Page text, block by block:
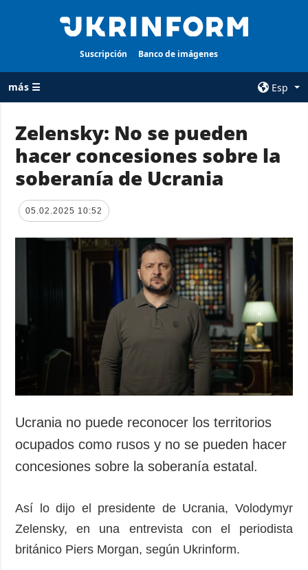
Suscripción Banco de imágenes
más ☰
Esp
TODAS LAS
CATEGORÍAS
Guerra
Reconstrucción
Deportes
Crimen
Desastres y
AGENCIA
sobre la agencia
servicios
Política de
privacidad y
protección de
datos personales
ADICIONAL
Podcasts
Entrevistas
Fotos
Video
SERVICIOS
Suscripción
Zelensky: No se pueden
hacer concesiones sobre la
soberanía de Ucrania
05.02.2025 10:52
Ucrania no puede reconocer los territorios
ocupados como rusos y no se pueden hacer
concesiones sobre la soberanía estatal.
Así lo dijo el presidente de Ucrania, Volodymyr
Zelensky, en una entrevista con el periodista
británico Piers Morgan, según Ukrinform.